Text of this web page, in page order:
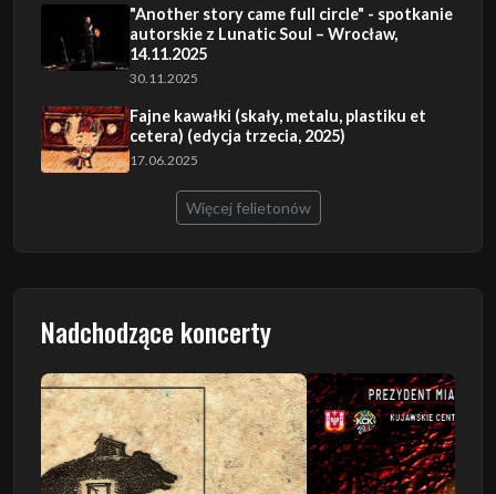
"Another story came full circle" - spotkanie
autorskie z Lunatic Soul – Wrocław,
14.11.2025
30.11.2025
Fajne kawałki (skały, metalu, plastiku et
cetera) (edycja trzecia, 2025)
17.06.2025
Więcej felietonów
Nadchodzące koncerty